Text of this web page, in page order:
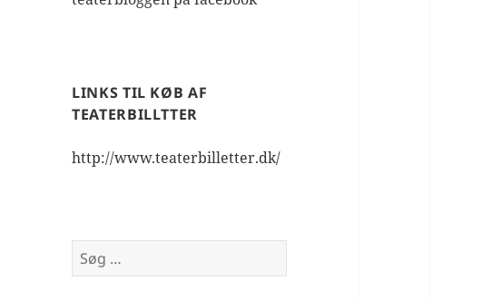
LINKS TIL KØB AF
TEATERBILLTTER
http://www.teaterbilletter.dk/
Søg
efter: